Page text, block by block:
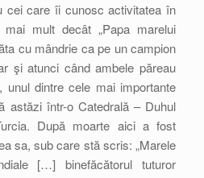
cei care îi cunosc activitatea în
mult decât „Papa marelui
cu mândrie ca pe un campion
şi atunci când ambele păreau
unul dintre cele mai importante
astăzi într-o Catedrală – Duhul
După moarte aici a fost
sa, sub care stă scris: „Marele
[…] binefăcătorul tuturor